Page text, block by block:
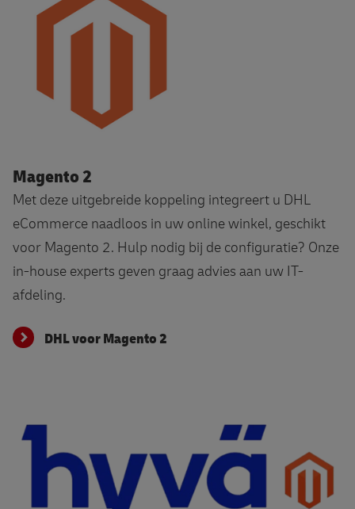
Magento 2
Met deze uitgebreide koppeling integreert u DHL
eCommerce naadloos in uw online winkel, geschikt
voor Magento 2. Hulp nodig bij de configuratie? Onze
in-house experts geven graag advies aan uw IT-
afdeling.
DHL voor Magento 2